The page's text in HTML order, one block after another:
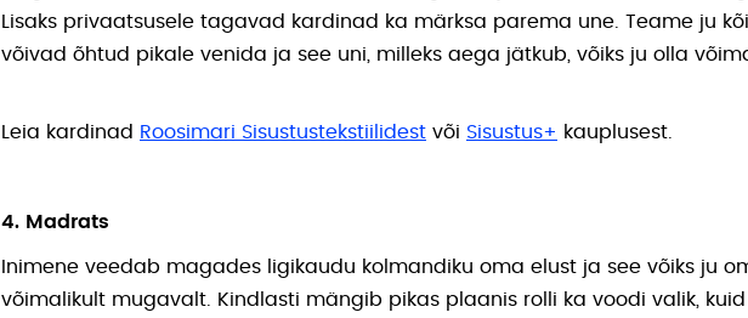
Lisaks privaatsusele tagavad kardinad ka märksa parema une. Teame ju
võivad õhtud pikale venida ja see uni, milleks aega jätkub, võiks ju olla
Leia kardinad Roosimari Sisustustekstiilidest või Sisustus+ kauplusest.
4. Madrats
Inimene veedab magades ligikaudu kolmandiku oma elust ja see võiks ju
võimalikult mugavalt. Kindlasti mängib pikas plaanis rolli ka voodi valik,